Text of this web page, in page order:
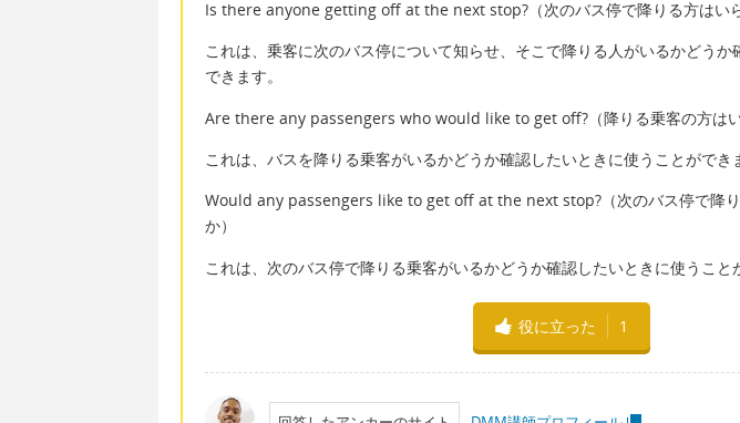
Is there anyone getting off at the next stop?（次のバス停で降りる方はいら
これは、乗客に次のバス停について知らせ、そこで降りる人がいるかどう
できます。
Are there any passengers who would like to get off?（降りる乗客の方はい
これは、バスを降りる乗客がいるかどうか確認したいときに使うことができ
Would any passengers like to get off at the next stop?（次のバス停で降
か）
これは、次のバス停で降りる乗客がいるかどうか確認したいときに使うこと
役に立った 1